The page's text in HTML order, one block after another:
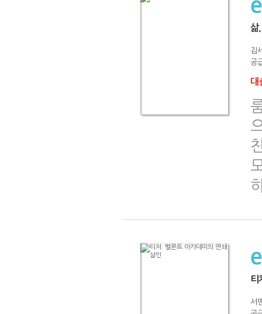
삶
김
공
대
티
서